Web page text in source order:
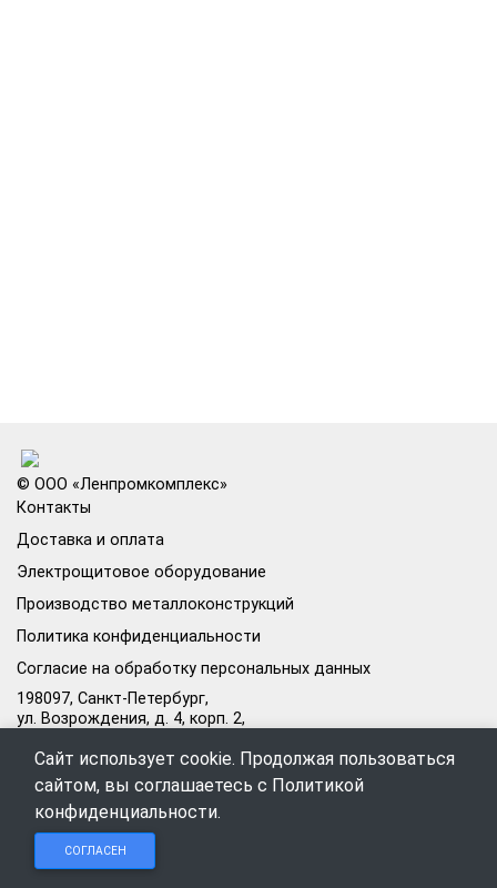
© ООО «Ленпромкомплекс»
Контакты
Доставка и оплата
Электрощитовое оборудование
Производство металлоконструкций
Политика конфиденциальности
Согласие на обработку персональных данных
198097, Санкт-Петербург,
ул. Возрождения, д. 4, корп. 2,
Режим работы офиса:
Пн–Пт: 09:00–18:00
+7 (812) 309-98-44
Сайт использует cookie. Продолжая пользоваться
сайтом, вы соглашаетесь с Политикой
конфиденциальности.
СОГЛАСЕН